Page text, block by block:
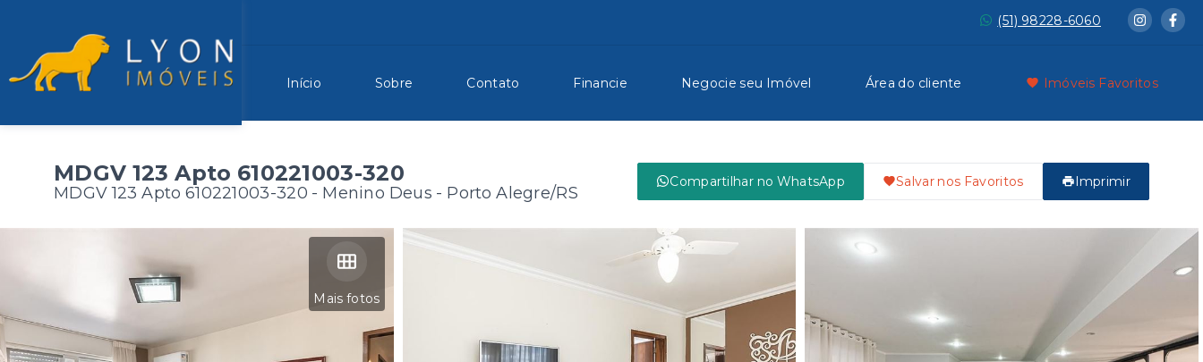
(51) 98228-6060
Início Sobre Contato Financie Negocie seu Imóvel Área do cliente Imóveis Favoritos
MDGV 123 Apto 610221003-320
MDGV 123 Apto 610221003-320 - Menino Deus - Porto Alegre/RS
Compartilhar no WhatsApp Salvar nos Favoritos Imprimir
Mais fotos